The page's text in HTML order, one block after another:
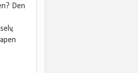
Den